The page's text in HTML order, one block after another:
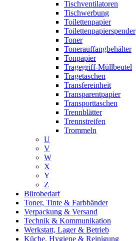
Tischventilatoren
Tischwerbung
Toilettenpapier
Toilettenpapierspender
Toner
Tonerauffangbehälter
Tonpapier
Tragegriff-Müllbeutel
Tragetaschen
Transfereinheit
Transparentpapier
Transporttaschen
Trennblätter
Trennstreifen
Trommeln
U
V
W
X
Y
Z
Bürobedarf
Toner, Tinte & Farbbänder
Verpackung & Versand
Technik & Kommunikation
Werkstatt, Lager & Betrieb
Küche, Hygiene & Reinigung